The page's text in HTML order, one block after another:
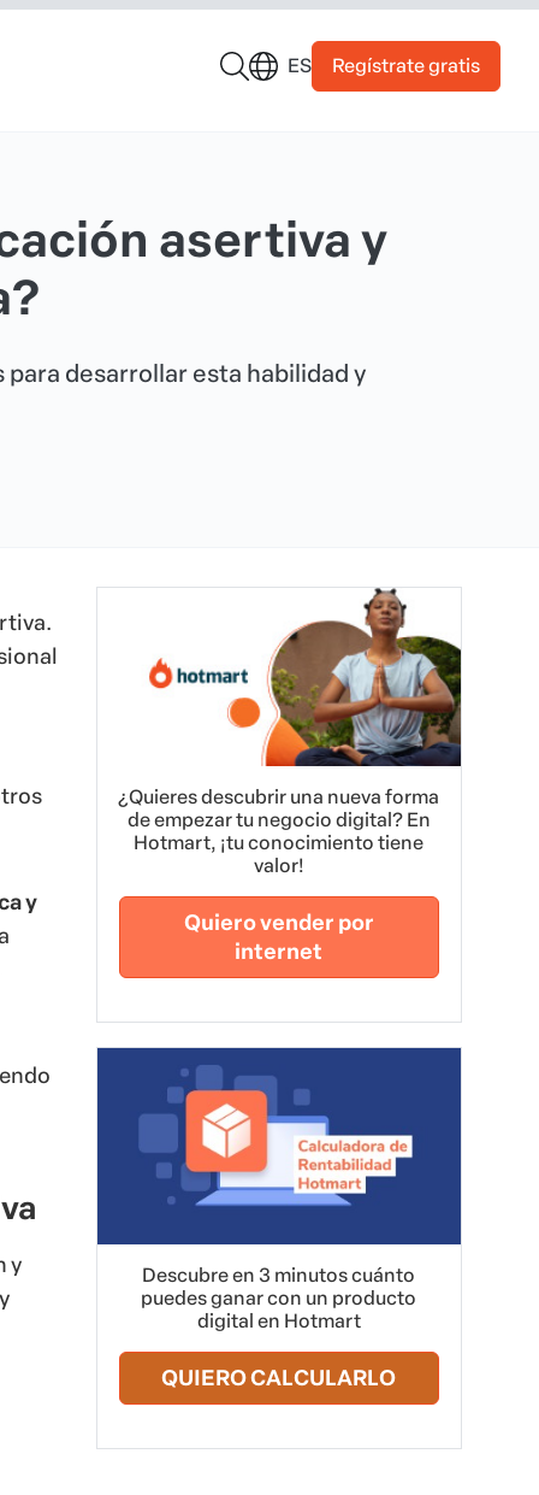
ES Regístrate gratis
asertiva y
para desarrollar esta habilidad y
y
y
¿Quieres descubrir una nueva forma
de empezar tu negocio digital? En
Hotmart, ¡tu conocimiento tiene
valor!
Quiero vender por
internet
Descubre en 3 minutos cuánto
puedes ganar con un producto
digital en Hotmart
QUIERO CALCULARLO